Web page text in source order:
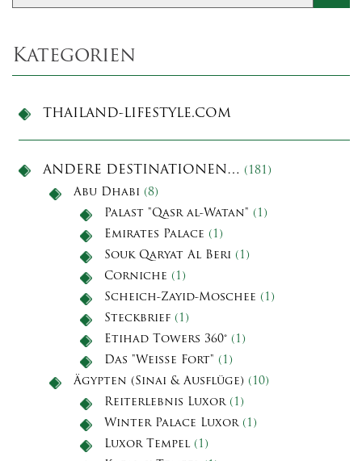
Kategorien
THAILAND-LIFESTYLE.COM
ANDERE DESTINATIONEN… (181)
Abu Dhabi (8)
Palast "Qasr al-Watan" (1)
Emirates Palace (1)
Souk Qaryat Al Beri (1)
Corniche (1)
Scheich-Zayid-Moschee (1)
Steckbrief (1)
Etihad Towers 360° (1)
Das "Weiße Fort" (1)
Ägypten (Sinai & Ausflüge) (10)
Reiterlebnis Luxor(1)
Winter Palace Luxor(1)
Luxor Tempel (1)